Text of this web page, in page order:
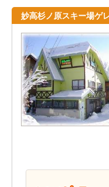
妙高杉ノ原スキー場ゲ